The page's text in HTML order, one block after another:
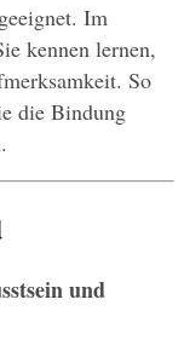
Im
kennen lernen,
So
die Bindung
und